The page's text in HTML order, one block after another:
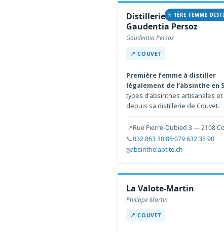
⭐ 1ÈRE FEMME
Distillerie La P’tite —
Gaudentia Persoz
Gaudentia Persoz
📍 COUVET
Première femme à distiller
légalement de l’absinthe en
types d’absinthes artisanales
depuis sa distillerie de Couvet.
📍Rue Pierre-Dubied 3 — 2108
📞032 863 30 88·079 632 35 90
🌐absinthelaptite.ch
La Valote-Martin
Philippe Martin
📍 COUVET